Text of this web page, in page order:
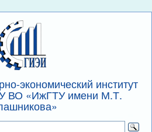
экономический институт
ВО «ИжГТУ имени М.Т.